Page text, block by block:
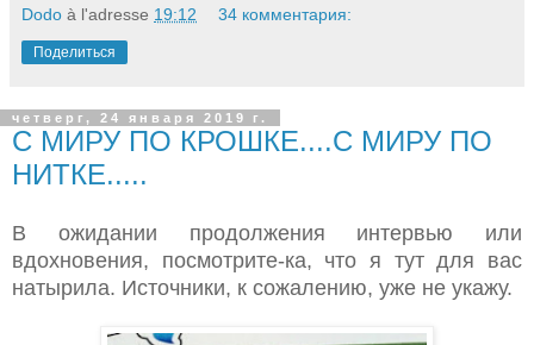
Dodo à l'adresse 19:12 34 комментария:
Поделиться
четверг, 24 января 2019 г.
С МИРУ ПО КРОШКЕ....С МИРУ ПО
НИТКЕ.....
В ожидании продолжения интервью или
вдохновения, посмотрите-ка, что я тут для вас
натырила. Источники, к сожалению, уже не укажу.